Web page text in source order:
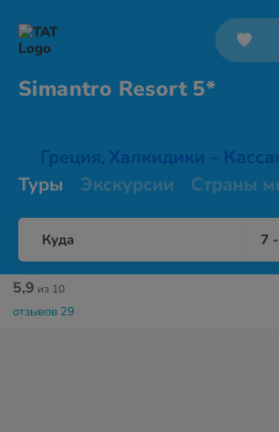
Simantro Resort 5*
Греция, Халкидики –
Туры
Экскурсии Страны
Куда 7 -
5,9 из 10
отзывов 29